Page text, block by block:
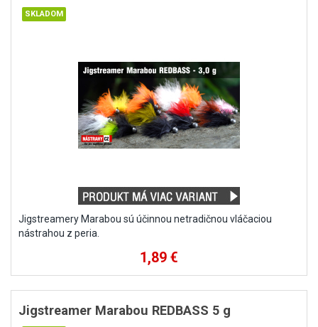
Jigstreamery Marabou sú účinnou netradičnou vláčaciou
nástrahou z peria.
1,89 €
Jigstreamer Marabou REDBASS 5 g